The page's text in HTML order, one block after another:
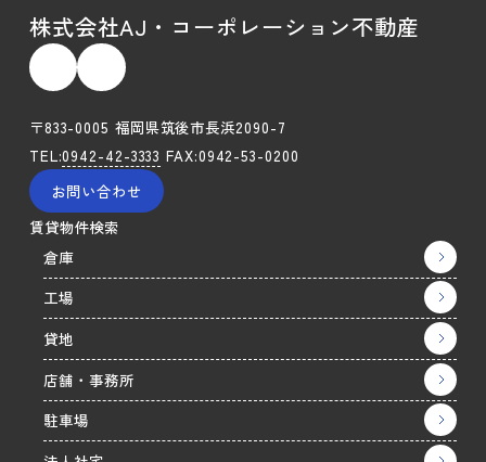
株式会社AJ・コーポレーション不動産
〒833-0005 福岡県筑後市長浜2090-7
TEL:0942-42-3333 FAX:0942-53-0200
お問い合わせ
賃貸物件検索
倉庫
工場
貸地
店舗・事務所
駐車場